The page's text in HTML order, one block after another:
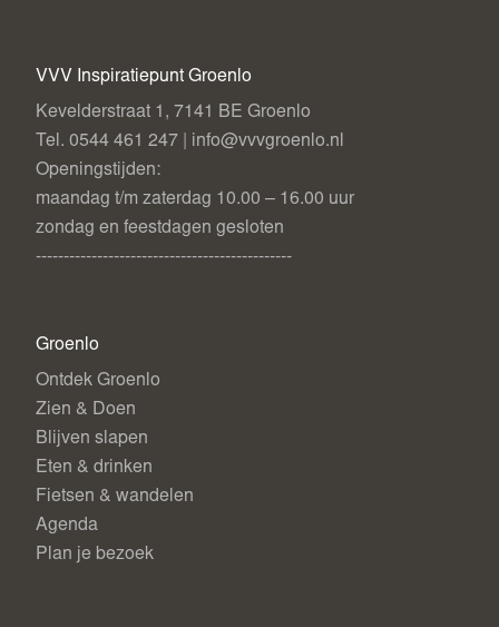
geschiedenis zoals nooit tevoren!
VVV Inspiratiepunt Groenlo
Kevelderstraat 1, 7141 BE Groenlo
Tel. 0544 461 247 | info@vvvgroenlo.nl
Openingstijden:
maandag t/m zaterdag 10.00 – 16.00 uur
zondag en feestdagen gesloten
----------------------------------------------
Groenlo
Ontdek Groenlo
Zien & Doen
Blijven slapen
Eten & drinken
Fietsen & wandelen
Agenda
Plan je bezoek